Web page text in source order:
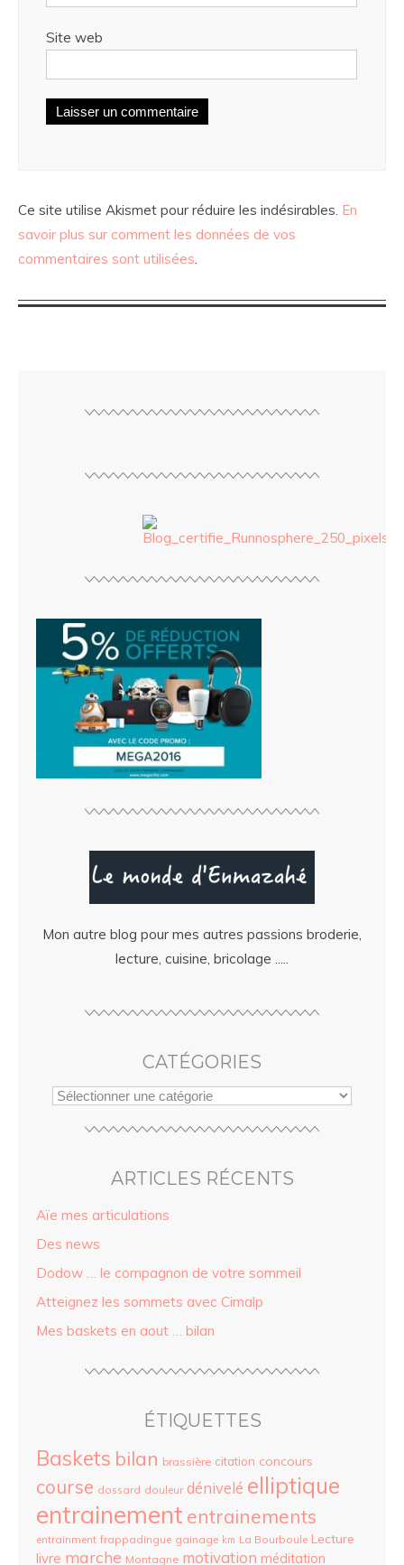
Site web
Ce site utilise Akismet pour réduire les indésirables. En
savoir plus sur comment les données de vos
commentaires sont utilisées.
Mon autre blog pour mes autres passions broderie,
lecture, cuisine, bricolage .....
CATÉGORIES
ARTICLES RÉCENTS
Aïe mes articulations
Des news
Dodow … le compagnon de votre sommeil
Atteignez les sommets avec Cimalp
Mes baskets en aout … bilan
ÉTIQUETTES
Baskets bilan brassière citation concours
course dossard douleur dénivelé elliptique
entrainement entrainements
entrainment frappadingue gainage km La Bourboule Lecture
livre marche Montagne motivation méditation